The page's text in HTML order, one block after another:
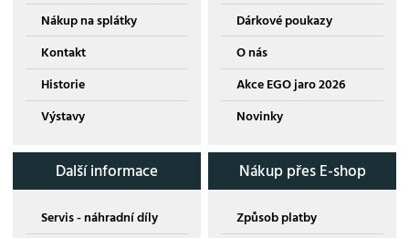
Nákup na splátky
Kontakt
Historie
Výstavy
Dárkové poukazy
O nás
Akce EGO jaro 2026
Novinky
Další informace
Servis - náhradní díly
Nákup přes E-shop
Způsob platby